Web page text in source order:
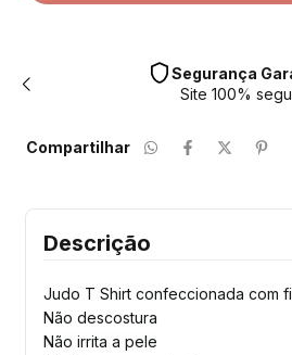
Segurança
Site 100%
Compartilhar
Descrição
Judo T Shirt confeccionada com
Não descostura
Não irrita a pele